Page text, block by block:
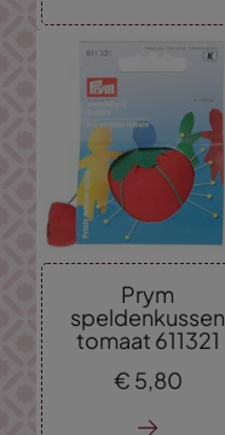
Prym
speldenkussen
tomaat 611321
€ 5,80